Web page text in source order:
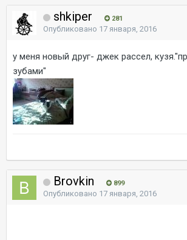
shkiper 281
Опубликовано 17 января, 2016
у меня новый друг- джек рассел,
зубами"
Brovkin 899
Опубликовано 17 января, 2016